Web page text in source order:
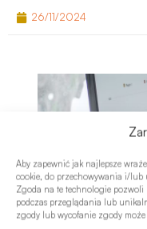
Aby zapewnić jak najlepsze
cookie, do przechowywania i/
Zgoda na te technologie
podczas przeglądania lub
zgody lub wycofanie zgody
26/11/2024